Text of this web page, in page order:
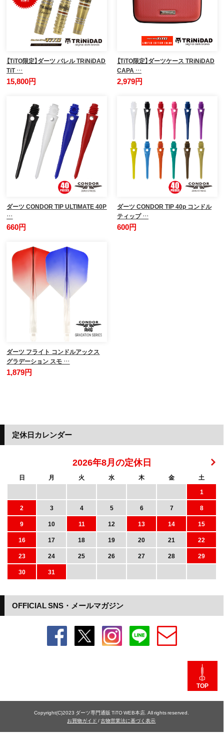
【TiTO限定】ダーツ バレル TRiNiDAD
TiT …
15,800円
【TiTO限定】ダーツケース TRiNiDAD
CAPA …
2,979円
ダーツ CONDOR TIP ULTIMATE 40P
…
660円
ダーツ CONDOR TIP 40p コンドル
ティップ …
600円
ダーツ フライト コンドルアックス
グラデーション スモ …
1,879円
OFFICIAL SNS・メールマガジン
定休日カレンダー
2026年8月の定休日
日 月 火 水 木 金
土
1
2
3 4 5 6 7
8
9
10 11 12 13 14
15
16
17 18 19 20 21
22
23
24 25 26 27 28
29
30
31
TOP
Copyright(C)2023 ダーツ専門通販 TiTO WEB本店. All rights reserved.
お買物ガイド /古物営業法に基づく表示